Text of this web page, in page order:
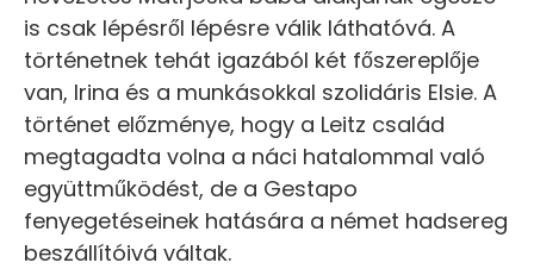
is csak lépésről lépésre válik láthatóvá. A
történetnek tehát igazából két főszereplője
van, Irina és a munkásokkal szolidáris Elsie. A
történet előzménye, hogy a Leitz család
megtagadta volna a náci hatalommal való
együttműködést, de a Gestapo
fenyegetéseinek hatására a német hadsereg
beszállítóivá váltak.